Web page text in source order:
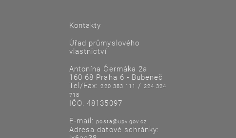
Kontakty
Úřad průmyslového
vlastnictví
Antonína Čermáka 2a
160 68 Praha 6 - Bubeneč
Tel/Fax:220 383 111 /224 324
718
IČO: 48135097
E-mail: posta@upv.gov.cz
Adresa datové schránky: